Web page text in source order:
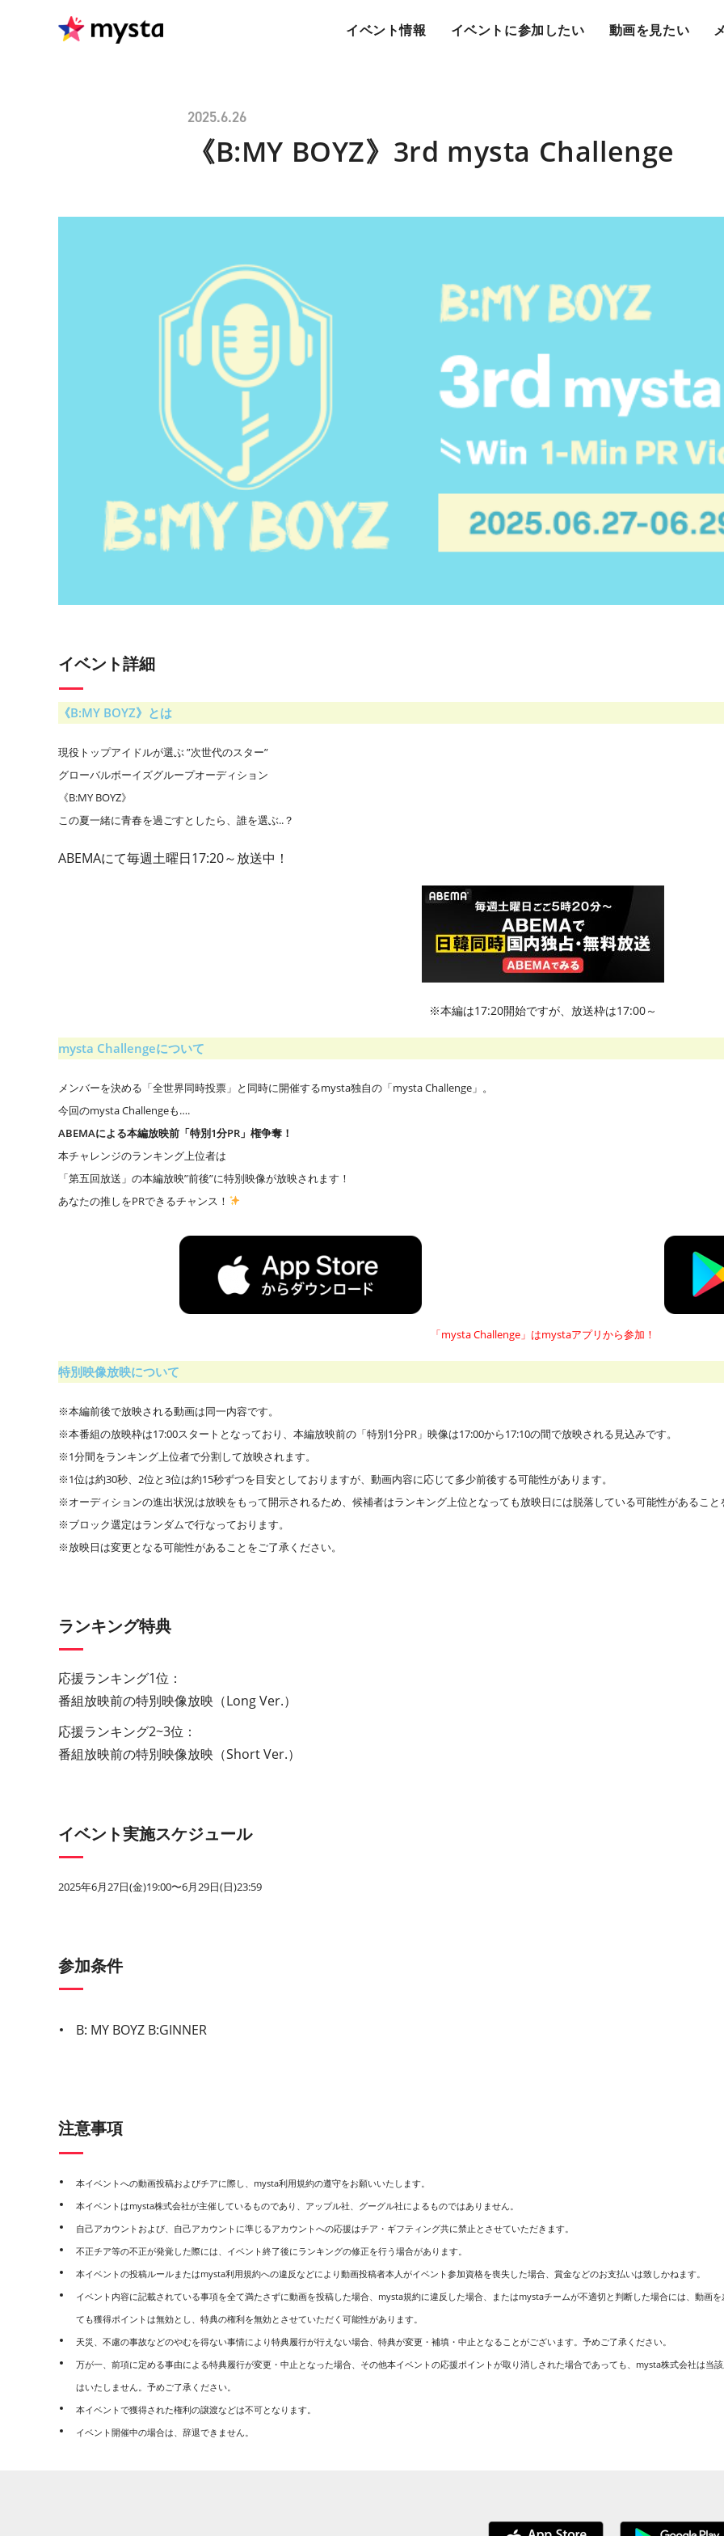
イベント情報 イベントに参加したい 動画を見たい
2025.6.26
《B:MY BOYZ》3rd mysta Challenge
イベント詳細
《B:MY BOYZ》とは
現役トップアイドルが選ぶ”次世代のスター”
グローバルボーイズグループオーディション
《B:MY BOYZ》
この夏一緒に青春を過ごすとしたら、誰を選ぶ..？
ABEMAにて毎週土曜日17:20～放送中！
※本編は17:20開始ですが、放送枠は17:00～
mysta Challengeについて
メンバーを決める「全世界同時投票」と同時に開催するmysta独自の「mysta Challenge」。
今回のmysta Challengeも….
ABEMAによる本編放映前 「特別1分PR」権争奪！
本チャレンジのランキング上位者は
「第五回放送」の本編放映”前後”に特別映像が放映されます！
あなたの推しをPRできるチャンス！
「mysta Challenge」はmystaアプリから参加！
特別映像放映について​
※本編前後で放映される動画は同一内容です。
※本番組の放映枠は17:00スタートとなっており、本編放映前の「特別1分PR」映像は17:00から17:10の間で放映される見込みです。
※1分間をランキング上位者で分割して放映されます。
※1位は約30秒、2位と3位は約15秒ずつを目安としておりますが、動画内容に応じて多少前後する可能性があります。
※オーディションの進出状況は放映をもって開示されるため、候補者はランキング上位となっても放映日には脱落している可能性があること
※ブロック選定はランダムで行なっております。
※放映日は変更となる可能性があることをご了承ください。
ランキング特典
応援ランキング1位：
番組放映前の特別映像放映（Long Ver.）
応援ランキング2~3位：
番組放映前の特別映像放映（Short Ver.）​
イベント実施スケジュール
2025年6月27日(金)19:00〜6月29日(日)23:59
参加条件
B: MY BOYZ B:GINNER
注意事項
本イベントへの動画投稿およびチアに際し、mysta利用規約の遵守をお願いいたします。
本イベントはmysta株式会社が主催しているものであり、アップル社、グーグル社によるものではありません。
自己アカウントおよび、自己アカウントに準じるアカウントへの応援はチア・ギフティング共に禁止とさせていただきます。
不正チア等の不正が発覚した際には、イベント終了後にランキングの修正を行う場合があります。
本イベントの投稿ルールまたはmysta利用規約への違反などにより動画投稿者本人がイベント参加資格を喪失した場合、賞金などのお支払いは致しかねます。
イベント内容に記載されている事項を全て満たさずに動画を投稿した場合、mysta規約に違反した場合、またはmystaチームが不適切と判断した場合には、動画
ても獲得ポイントは無効とし、特典の権利を無効とさせていただく可能性があります。
天災、不慮の事故などのやむを得ない事情により特典履行が行えない場合、特典が変更・補填・中止となることがございます。予めご了承ください。
万が一、前項に定める事由による特典履行が変更・中止となった場合、その他本イベントの応援ポイントが取り消しされた場合であっても、mysta株式会社は当
はいたしません。予めご了承ください。
本イベントで獲得された権利の譲渡などは不可となります。
イベント開催中の場合は、辞退できません。